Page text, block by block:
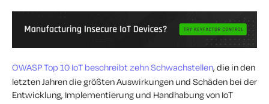
OWASP Top 10 IoT beschreibt zehn Schwachstellen, die in den
letzten Jahren die größten Auswirkungen und Schäden bei der
Entwicklung, Implementierung und Handhabung von IoT